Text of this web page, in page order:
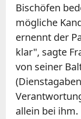
Bischöfen
mögliche
ernennt der
klar", sagte
von seiner
allein bei ihm.